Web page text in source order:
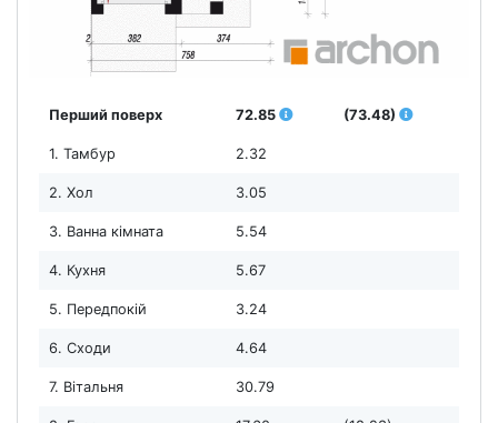
Перший поверх 72.85 (73.48)
1. Тамбур 2.32
2. Хол 3.05
3. Ванна кімната 5.54
4. Кухня 5.67
5. Передпокій 3.24
6. Сходи 4.64
7. Вітальня 30.79